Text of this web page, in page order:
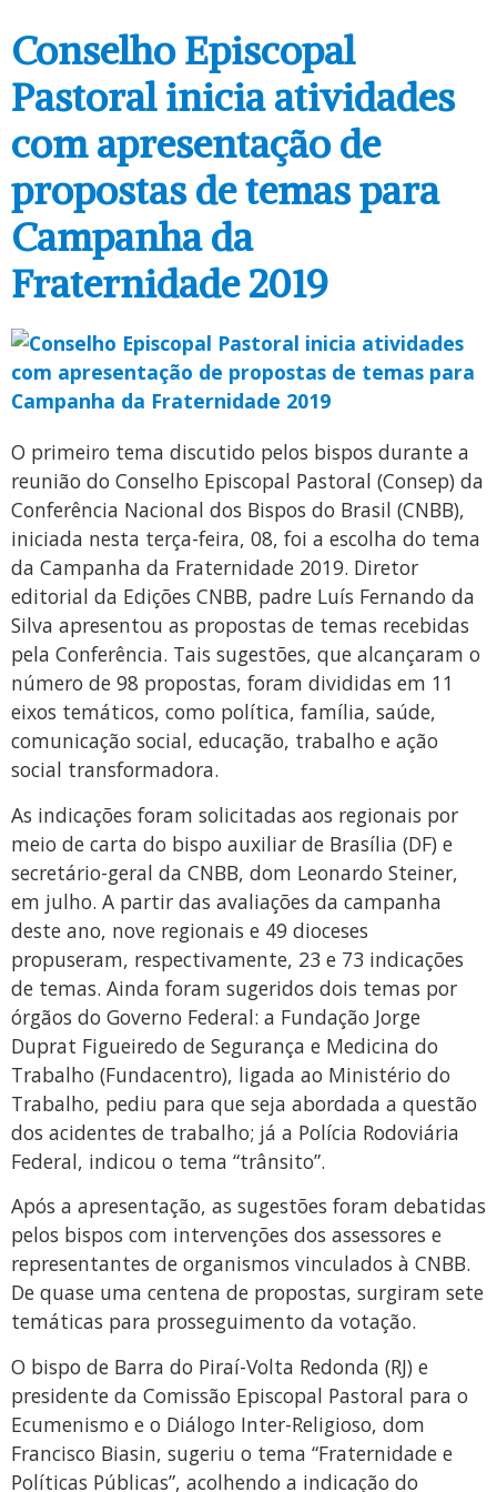
Conselho Episcopal
Pastoral inicia atividades
com apresentação de
propostas de temas para
Campanha da
Fraternidade 2019
O primeiro tema discutido pelos bispos durante a
reunião do Conselho Episcopal Pastoral (Consep) da
Conferência Nacional dos Bispos do Brasil (CNBB),
iniciada nesta terça-feira, 08, foi a escolha do tema
da Campanha da Fraternidade 2019. Diretor
editorial da Edições CNBB, padre Luís Fernando da
Silva apresentou as propostas de temas recebidas
pela Conferência. Tais sugestões, que alcançaram o
número de 98 propostas, foram divididas em 11
eixos temáticos, como política, família, saúde,
comunicação social, educação, trabalho e ação
social transformadora.
As indicações foram solicitadas aos regionais por
meio de carta do bispo auxiliar de Brasília (DF) e
secretário-geral da CNBB, dom Leonardo Steiner,
em julho. A partir das avaliações da campanha
deste ano, nove regionais e 49 dioceses
propuseram, respectivamente, 23 e 73 indicações
de temas. Ainda foram sugeridos dois temas por
órgãos do Governo Federal: a Fundação Jorge
Duprat Figueiredo de Segurança e Medicina do
Trabalho (Fundacentro), ligada ao Ministério do
Trabalho, pediu para que seja abordada a questão
dos acidentes de trabalho; já a Polícia Rodoviária
Federal, indicou o tema “trânsito”.
Após a apresentação, as sugestões foram debatidas
pelos bispos com intervenções dos assessores e
representantes de organismos vinculados à CNBB.
De quase uma centena de propostas, surgiram sete
temáticas para prosseguimento da votação.
O bispo de Barra do Piraí-Volta Redonda (RJ) e
presidente da Comissão Episcopal Pastoral para o
Ecumenismo e o Diálogo Inter-Religioso, dom
Francisco Biasin, sugeriu o tema “Fraternidade e
Políticas Públicas”, acolhendo a indicação do